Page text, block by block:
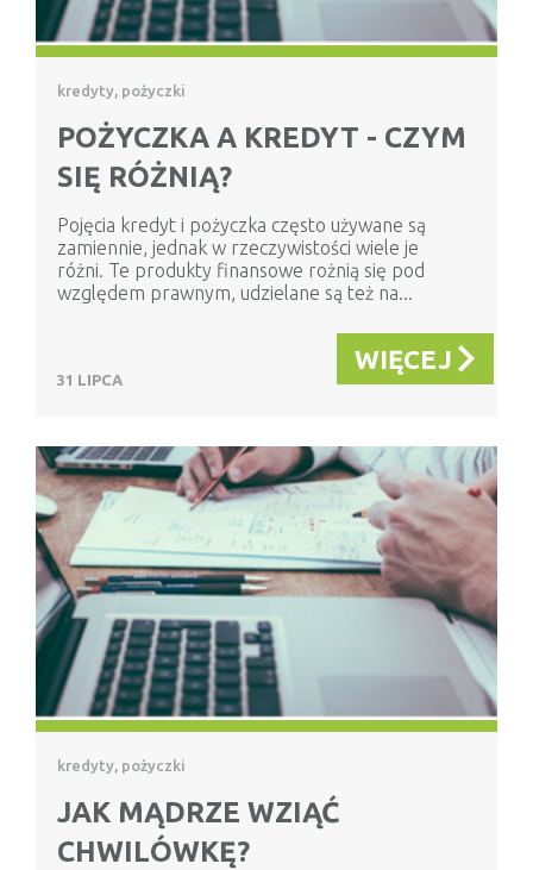
kredyty, pożyczki
POŻYCZKA A KREDYT - CZYM
SIĘ RÓŻNIĄ?
Pojęcia kredyt i pożyczka często używane są
zamiennie, jednak w rzeczywistości wiele je
różni. Te produkty finansowe rożnią się pod
względem prawnym, udzielane są też na...
31 LIPCA
WIĘCEJ
kredyty, pożyczki
JAK MĄDRZE WZIĄĆ
CHWILÓWKĘ?